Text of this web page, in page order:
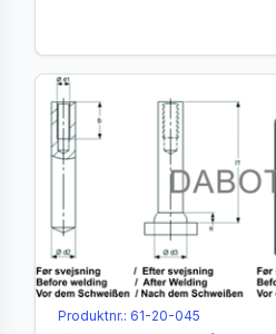
Produktnr.: 61-20-045